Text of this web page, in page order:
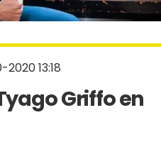
2020 13:18
Griffo en